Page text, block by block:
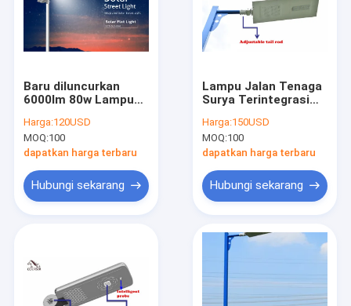
Tentang kita
Hubungi kami
LAMPU JALAN LED CERDAS
Lampu Jalan LED Tahan Air
Lampu Jalan LED Tiang Tinggi
Lampu Jalan Tenaga Surya Terintegrasi
Lampu Halaman LED
Baru diluncurkan
6000lm 80w Lampu
Lampu Jalan Tenaga
Surya Lumen Tinggi
dengan tiang lampu
Harga:120USD
MOQ:100
dapatkan harga terbaru
Hubungi sekarang
Lampu Jalan Tenaga
Surya Terintegrasi
120w 150w 180w
200w
Harga:150USD
MOQ:100
dapatkan harga terbaru
Hubungi sekarang